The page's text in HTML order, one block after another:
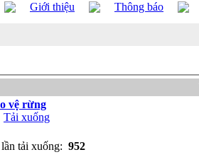
Giới thiệu Thông báo
vệ rừng
Tải xuống
lần tải xuống: 952